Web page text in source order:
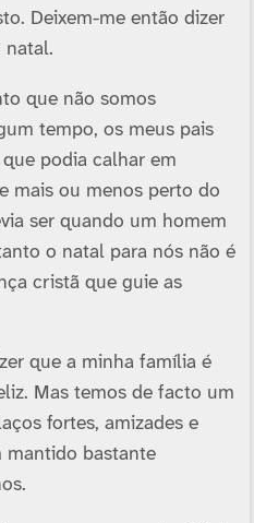
Deixem-me então dizer
natal.
que não somos
tempo, os meus pais
podia calhar em
mais ou menos perto do
ser quando um homem
o natal para nós não é
cristã que guie as
que a minha família é
Mas temos de facto um
fortes, amizades e
mantido bastante